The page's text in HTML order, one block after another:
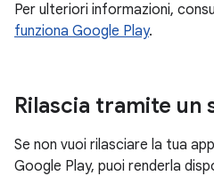
Per ulteriori informazioni,
funziona Google Play.
Rilascia tramite un
Se non vuoi rilasciare la tua
Google Play, puoi renderla